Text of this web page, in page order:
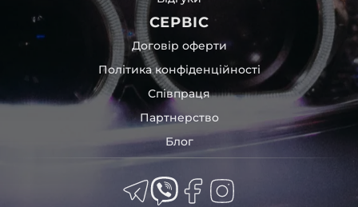
СЕРВІС
Договір оферти
Політика конфіденційності
Співпраця
Партнерство
Блог